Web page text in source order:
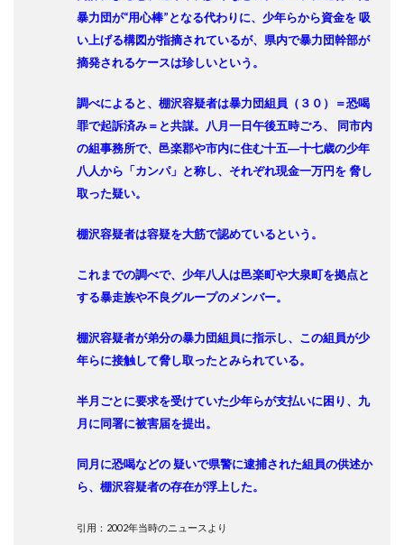
暴力団が“用心棒”となる代わりに、少年らから資金を 吸
い上げる構図が指摘されているが、県内で暴力団幹部が
摘発されるケースは珍しいという。
調べによると、棚沢容疑者は暴力団組員（３０）＝恐喝
罪で起訴済み＝と共謀。八月一日午後五時ごろ、 同市内
の組事務所で、邑楽郡や市内に住む十五―十七歳の少年
八人から「カンパ」と称し、それぞれ現金一万円を 脅し
取った疑い。
棚沢容疑者は容疑を大筋で認めているという。
これまでの調べで、少年八人は邑楽町や大泉町を拠点と
する暴走族や不良グループのメンバー。
棚沢容疑者が弟分の暴力団組員に指示し、この組員が少
年らに接触して脅し取ったとみられている。
半月ごとに要求を受けていた少年らが支払いに困り、九
月に同署に被害届を提出。
同月に恐喝などの 疑いで県警に逮捕された組員の供述か
ら、棚沢容疑者の存在が浮上した。
引用：2002年当時のニュースより